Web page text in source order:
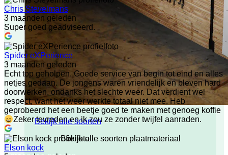
Bekijk alle soorten
Bekijk alle soorten plaatmateriaal
Chris Stevelmans
3 maanden geleden
Super goed geadviseerd.
Spider eXPerience
3 maanden geleden
Echt top geholpen. Goede service van begin tot eind en alles
netjes gedaan. De jongens waren vriendelijk en bleven hard
doorwerken, ondanks het slechte weer. Dat verdient wel
respect, want het weer werkte totaal niet mee. Heb
geprobeerd het een beetje goed te maken met genoeg koffie
Zeker tevreden en ik zou ze zonder twijfel aanraden.
Elson kock